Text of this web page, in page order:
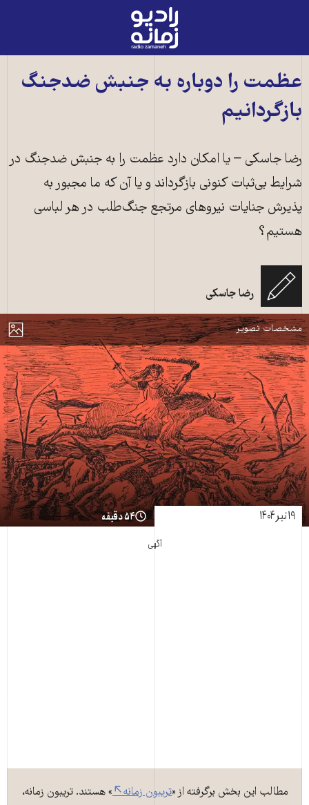
رادیو
زمانه
صفحه
عظمت را دوباره به جنبش ضدجنگ
بازگردانیم
رضا جاسکی – یا امکان دارد عظمت را به جنبش ضدجنگ در
شرایط بی‌ثبات کنونی بازگرداند و یا آن که ما مجبور به
پذیرش جنایات نیروهای مرتجع جنگ‌طلب در هر لباسی
هستیم؟
رضا جاسکی
نمایش
مشخصات تصویر
منبع: شاتراستاک
۱۹ تیر ۱۴۰۴ ۵۴ دقیقه
آگهی
مطالب این بخش برگرفته از «تریبون زمانه
» هستند. تریبون زمانه،